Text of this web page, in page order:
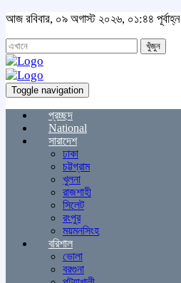
আজ রবিবার, ০৯ অগাস্ট ২০২৬, ০১:৪৪ পূর্বাহ্ন
খুঁজুন
Toggle navigation
প্রচ্ছদ
National
সারাদেশ
ঢাকা
চট্টগ্রাম
খুলনা
রাজশাহী
সিলেট
রংপুর
ময়মনসিংহ
বরিশাল
ভোলা
বরগুনা